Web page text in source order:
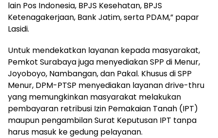
lain Pos Indonesia, BPJS Kesehatan, BPJS
Ketenagakerjaan, Bank Jatim, serta PDAM,” papar
Lasidi.
Untuk mendekatkan layanan kepada masyarakat,
Pemkot Surabaya juga menyediakan SPP di Menur,
Joyoboyo, Nambangan, dan Pakal. Khusus di SPP
Menur, DPM-PTSP menyediakan layanan drive-thru
yang memungkinkan masyarakat melakukan
pembayaran retribusi Izin Pemakaian Tanah (IPT)
maupun pengambilan Surat Keputusan IPT tanpa
harus masuk ke gedung pelayanan.